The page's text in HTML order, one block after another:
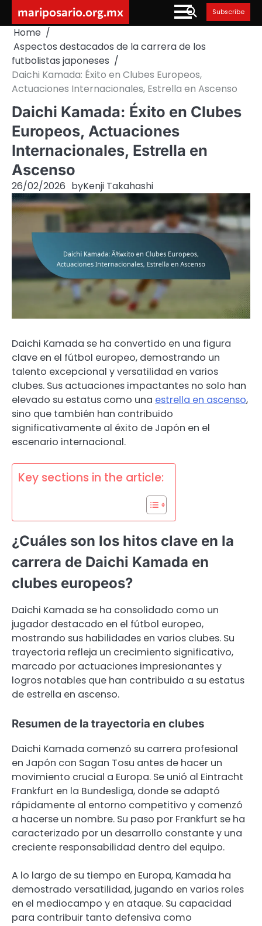
content
mariposario.org.mx Subscribe
Home
Aspectos destacados de la carrera de los
futbolistas japoneses
Daichi Kamada: Éxito en Clubes Europeos,
Actuaciones Internacionales, Estrella en Ascenso
Daichi Kamada: Éxito en Clubes
Europeos, Actuaciones
Internacionales, Estrella en
Ascenso
26/02/2026 byKenji Takahashi
Daichi Kamada se ha convertido en una figura
clave en el fútbol europeo, demostrando un
talento excepcional y versatilidad en varios
clubes. Sus actuaciones impactantes no solo han
elevado su estatus como una estrella en ascenso,
sino que también han contribuido
significativamente al éxito de Japón en el
escenario internacional.
Key sections in the article:
¿Cuáles son los hitos clave en la
carrera de Daichi Kamada en
clubes europeos?
Daichi Kamada se ha consolidado como un
jugador destacado en el fútbol europeo,
mostrando sus habilidades en varios clubes. Su
trayectoria refleja un crecimiento significativo,
marcado por actuaciones impresionantes y
logros notables que han contribuido a su estatus
de estrella en ascenso.
Resumen de la trayectoria en clubes
Daichi Kamada comenzó su carrera profesional
en Japón con Sagan Tosu antes de hacer un
movimiento crucial a Europa. Se unió al Eintracht
Frankfurt en la Bundesliga, donde se adaptó
rápidamente al entorno competitivo y comenzó
a hacerse un nombre. Su paso por Frankfurt se ha
caracterizado por un desarrollo constante y una
creciente responsabilidad dentro del equipo.
A lo largo de su tiempo en Europa, Kamada ha
demostrado versatilidad, jugando en varios roles
en el mediocampo y en ataque. Su capacidad
para contribuir tanto defensiva como